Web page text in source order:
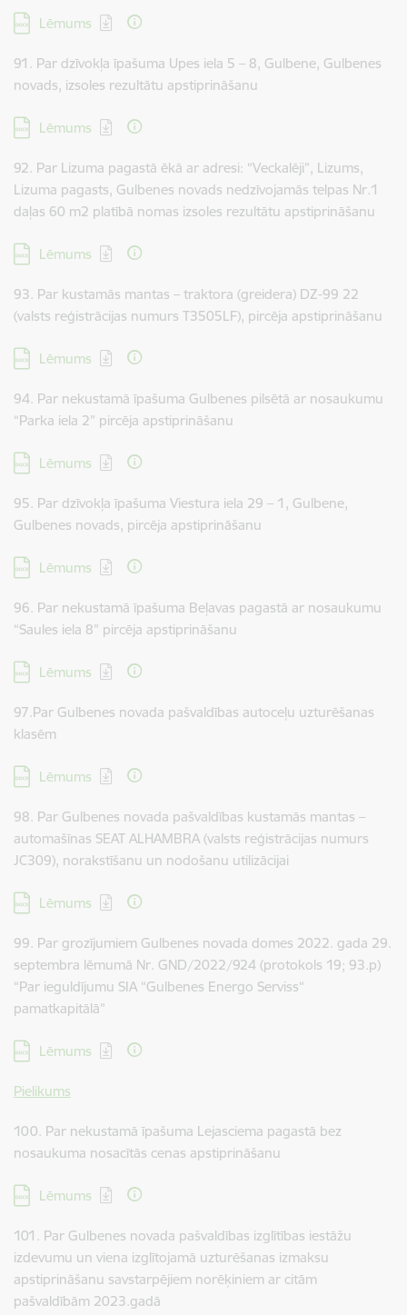
Lejupielādēt:
Lēmums
91. Par dzīvokļa īpašuma Upes iela 5 – 8, Gulbene, Gulbenes
novads, izsoles rezultātu apstiprināšanu
Lejupielādēt:
Lēmums
92. Par Lizuma pagastā ēkā ar adresi: “Veckalēji”, Lizums,
Lizuma pagasts, Gulbenes novads nedzīvojamās telpas Nr.1
daļas 60 m2 platībā nomas izsoles rezultātu apstiprināšanu
Lejupielādēt:
Lēmums
93. Par kustamās mantas – traktora (greidera) DZ-99 22
(valsts reģistrācijas numurs T3505LF), pircēja apstiprināšanu
Lejupielādēt:
Lēmums
94. Par nekustamā īpašuma Gulbenes pilsētā ar nosaukumu
“Parka iela 2” pircēja apstiprināšanu
Lejupielādēt:
Lēmums
95. Par dzīvokļa īpašuma Viestura iela 29 – 1, Gulbene,
Gulbenes novads, pircēja apstiprināšanu
Lejupielādēt:
Lēmums
96. Par nekustamā īpašuma Beļavas pagastā ar nosaukumu
“Saules iela 8” pircēja apstiprināšanu
Lejupielādēt:
Lēmums
97.Par Gulbenes novada pašvaldības autoceļu uzturēšanas
klasēm
Lejupielādēt:
Lēmums
98. Par Gulbenes novada pašvaldības kustamās mantas –
automašīnas SEAT ALHAMBRA (valsts reģistrācijas numurs
JC309), norakstīšanu un nodošanu utilizācijai
Lejupielādēt:
Lēmums
99. Par grozījumiem Gulbenes novada domes 2022. gada 29.
septembra lēmumā Nr. GND/2022/924 (protokols 19; 93.p)
“Par ieguldījumu SIA “Gulbenes Energo Serviss“
pamatkapitālā”
Lejupielādēt:
Lēmums
Pielikums
100. Par nekustamā īpašuma Lejasciema pagastā bez
nosaukuma nosacītās cenas apstiprināšanu
Lejupielādēt:
Lēmums
101. Par Gulbenes novada pašvaldības izglītības iestāžu
izdevumu un viena izglītojamā uzturēšanas izmaksu
apstiprināšanu savstarpējiem norēķiniem ar citām
pašvaldībām 2023.gadā